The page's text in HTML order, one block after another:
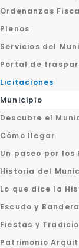
Ordenanzas
Plenos
Servicios del
Portal de
Licitaciones
Municipio
Descubre el
Cómo llegar
Un paseo por los
Historia del
Lo que dice la
Escudo y Bandera
Fiestas y
Patrimonio